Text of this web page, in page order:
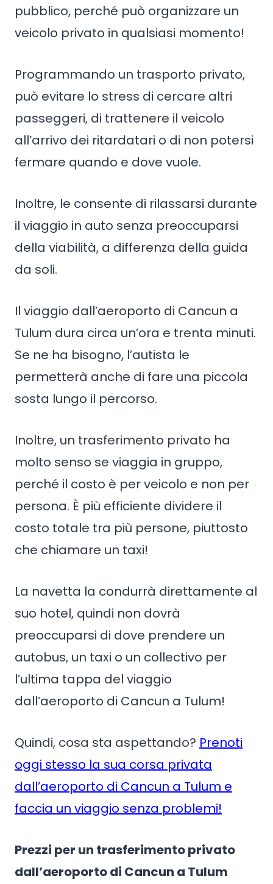
pubblico, perché può organizzare un
veicolo privato in qualsiasi momento!
Programmando un trasporto privato,
può evitare lo stress di cercare altri
passeggeri, di trattenere il veicolo
all’arrivo dei ritardatari o di non potersi
fermare quando e dove vuole.
Inoltre, le consente di rilassarsi durante
il viaggio in auto senza preoccuparsi
della viabilità, a differenza della guida
da soli.
Il viaggio dall’aeroporto di Cancun a
Tulum dura circa un’ora e trenta minuti.
Se ne ha bisogno, l’autista le
permetterà anche di fare una piccola
sosta lungo il percorso.
Inoltre, un trasferimento privato ha
molto senso se viaggia in gruppo,
perché il costo è per veicolo e non per
persona. È più efficiente dividere il
costo totale tra più persone, piuttosto
che chiamare un taxi!
La navetta la condurrà direttamente al
suo hotel, quindi non dovrà
preoccuparsi di dove prendere un
autobus, un taxi o un collectivo per
l’ultima tappa del viaggio
dall’aeroporto di Cancun a Tulum!
Quindi, cosa sta aspettando? Prenoti
oggi stesso la sua corsa privata
dall’aeroporto di Cancun a Tulum e
faccia un viaggio senza problemi!
Prezzi per un trasferimento privato
dall’aeroporto di Cancun a Tulum